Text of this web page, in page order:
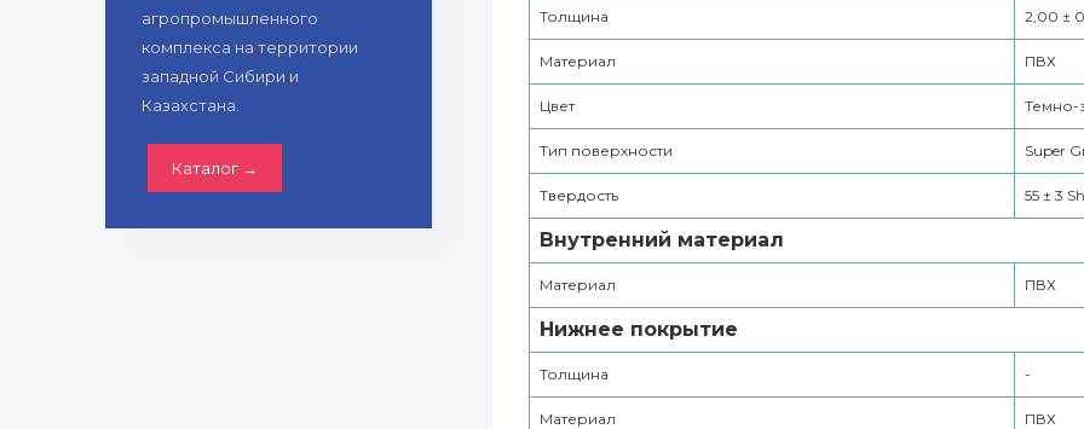
Толщина 2,00 ±
Материал ПВХ
Цвет Темно-
Тип поверхности Super
Твердость 55 ± 3
Внутренний материал
Материал ПВХ
Нижнее покрытие
Толщина -
Материал ПВХ
агропромышленного
комплекса на территории
западной Сибири и
Казахстана.
Каталог →